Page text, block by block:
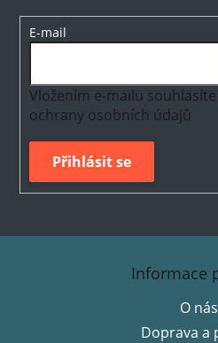
E-mail
Vložením e-mailu souhlasíte
ochrany osobních údajů
Přihlásit se
Z
Informace
O nás
Doprava a